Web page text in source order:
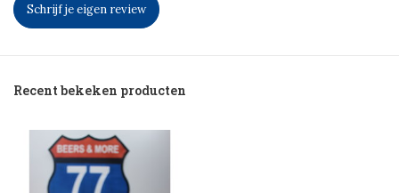
Schrijf je eigen review
Recent bekeken producten